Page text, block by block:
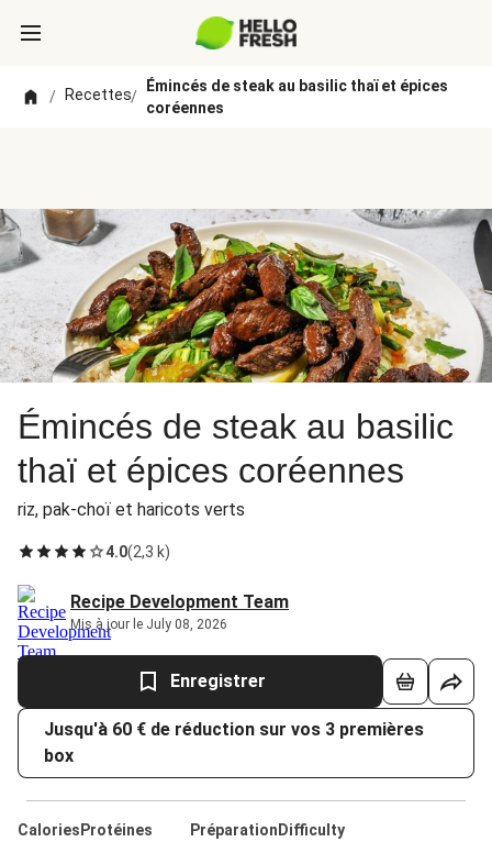
/ Recettes/
Émincés de steak au basilic thaï et épices
coréennes
Émincés de steak au basilic
thaï et épices coréennes
riz, pak-choï et haricots verts
4.0(2,3 k)
Recipe Development Team
Mis à jour le July 08, 2026
Enregistrer
Jusqu'à 60 € de réduction sur vos 3 premières
box
Calories Protéines
Préparation Difficulty